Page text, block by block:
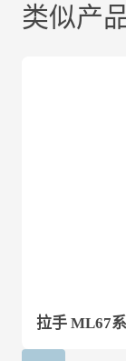
类似产
拉手 ML67